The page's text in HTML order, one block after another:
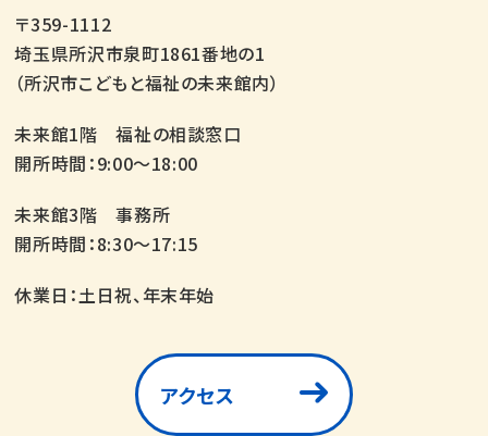
〒359-1112
埼玉県所沢市泉町1861番地の1
（所沢市こどもと福祉の未来館内）
未来館1階 福祉の相談窓口
開所時間：9:00～18:00
未来館3階 事務所
開所時間：8:30～17:15
休業日：土日祝、年末年始
アクセス